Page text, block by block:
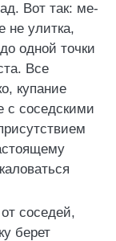
Вот так: ме-
не улитка,
одной точки
Все
купание
с соседскими
соседей,
берет